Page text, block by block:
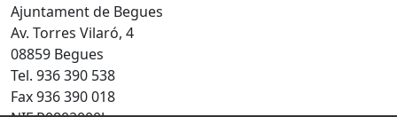
Ajuntament de Begues
Av. Torres Vilaró, 4
08859 Begues
Tel. 936 390 538
Fax 936 390 018